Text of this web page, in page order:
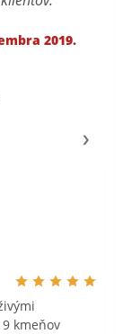
2019.
kmeňov